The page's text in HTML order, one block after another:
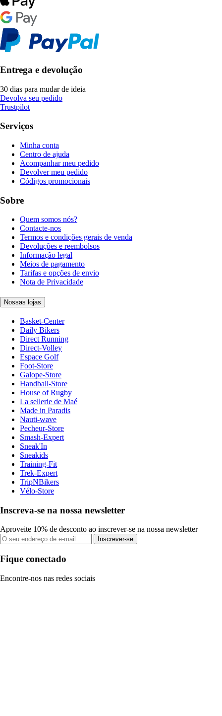
Entrega e devolução
30 dias para mudar de ideia
Devolva seu pedido
Trustpilot
Serviços
Minha conta
Centro de ajuda
Acompanhar meu pedido
Devolver meu pedido
Códigos promocionais
Sobre
Quem somos nós?
Contacte-nos
Termos e condições gerais de venda
Devoluções e reembolsos
Informação legal
Meios de pagamento
Tarifas e opções de envio
Nota de Privacidade
Nossas lojas
Basket-Center
Daily Bikers
Direct Running
Direct-Volley
Espace Golf
Foot-Store
Galope-Store
Handball-Store
House of Rugby
La sellerie de Maé
Made in Paradis
Nauti-wave
Pecheur-Store
Smash-Expert
Sneak'In
Sneakids
Training-Fit
Trek-Expert
TripNBikers
Vélo-Store
Inscreva-se na nossa newsletter
Aproveite 10% de desconto ao inscrever-se na nossa newsletter
Inscrever-se
Fique conectado
Encontre-nos nas redes sociais